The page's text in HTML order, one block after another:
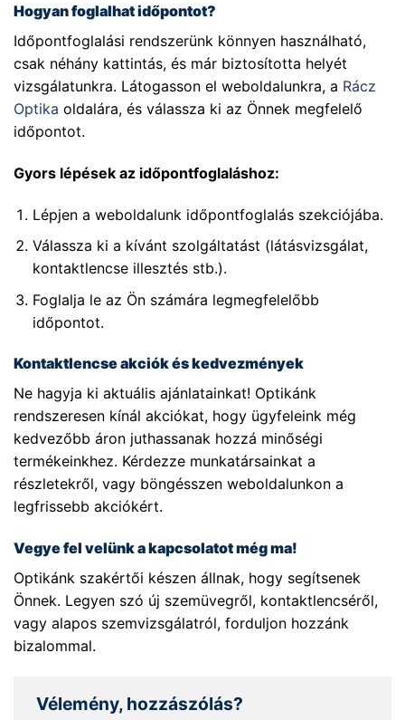
Hogyan foglalhat időpontot?
Időpontfoglalási rendszerünk könnyen használható,
csak néhány kattintás, és már biztosította helyét
vizsgálatunkra. Látogasson el weboldalunkra, a Rácz
Optika oldalára, és válassza ki az Önnek megfelelő
időpontot.
Gyors lépések az időpontfoglaláshoz:
Lépjen a weboldalunk időpontfoglalás szekciójába.
Válassza ki a kívánt szolgáltatást (látásvizsgálat,
kontaktlencse illesztés stb.).
Foglalja le az Ön számára legmegfelelőbb
időpontot.
Kontaktlencse akciók és kedvezmények
Ne hagyja ki aktuális ajánlatainkat! Optikánk
rendszeresen kínál akciókat, hogy ügyfeleink még
kedvezőbb áron juthassanak hozzá minőségi
termékeinkhez. Kérdezze munkatársainkat a
részletekről, vagy böngésszen weboldalunkon a
legfrissebb akciókért.
Vegye fel velünk a kapcsolatot még ma!
Optikánk szakértői készen állnak, hogy segítsenek
Önnek. Legyen szó új szemüvegről, kontaktlencséről,
vagy alapos szemvizsgálatról, forduljon hozzánk
bizalommal.
Vélemény, hozzászólás?